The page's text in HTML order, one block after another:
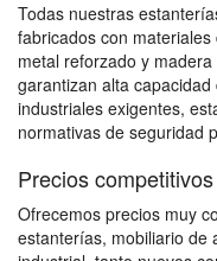
Todas nuestras
fabricados con
metal reforzado y
garantizan alta
industriales exigentes,
normativas de seguridad
Precios competitivos
Ofrecemos precios muy
estanterías, mobiliario de